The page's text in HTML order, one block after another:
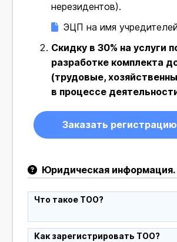
нерезидентов).
ЭЦП на имя
Скидку в З0% на услуги
разработке комплекта
(трудовые,
в процессе
Заказать
Юридическая информация.
Что такое ТОО?
Как зарегистрировать ТОО?